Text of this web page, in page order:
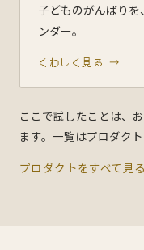
子どものがんばり
ンダー。
くわしく見る →
ここで試したことは、
ます。一覧はプロダクト
プロダクトをすべて見